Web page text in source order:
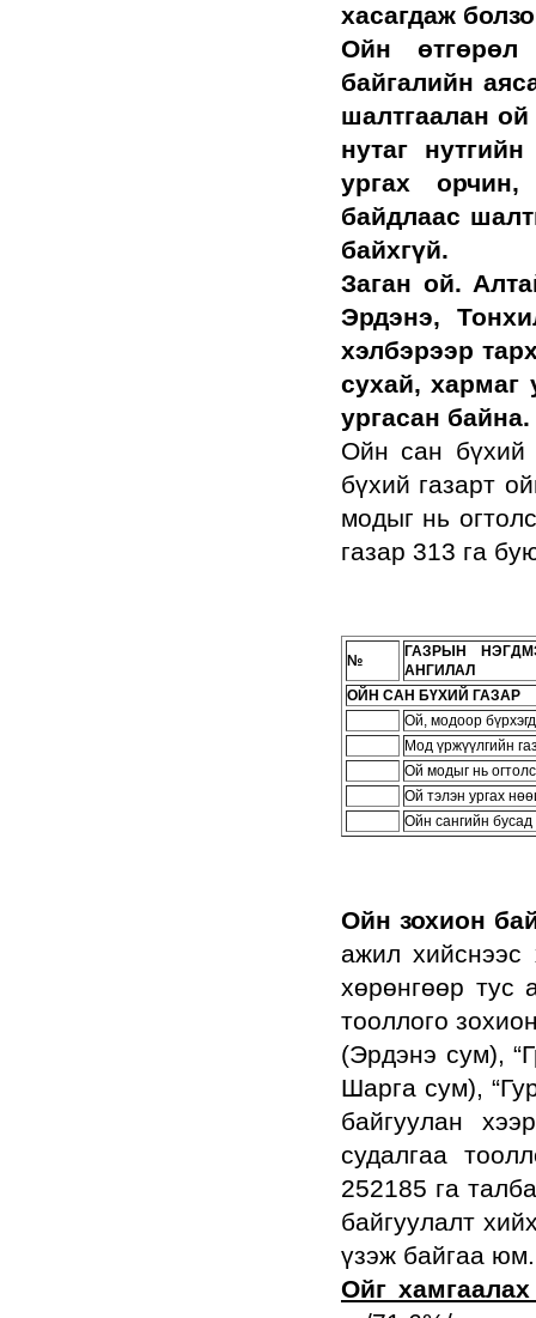
хасагдаж
Ойн өтгөрөл
байгалийн
шалтгаалан
нутаг
ургах
байдлаас
байхгүй.
Заган ой.
Эрдэнэ,
хэлбэрээр
сухай, хармаг
ургасан байна.
Ойн сан бүхий
бүхий газарт
модыг нь
газар 313 га
№
ГАЗРЫН
АНГИЛАЛ
ОЙН САН БҮХИЙ ГАЗАР
Ой, модоор
Мод үржүүлгийн
Ой модыг нь
Ой тэлэн ургах
Ойн сангийн бусад
Ойн зохион
ажил
хөрөнгөөр тус
тооллого
(Эрдэнэ сум),
Шарга сум),
байгуулан
судалгаа
252185 га
байгуулалт
үзэж байгаа юм.
Ойг хамгаалах